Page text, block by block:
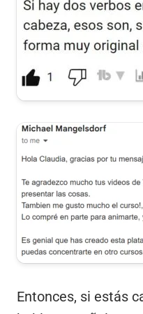
Entonces, si estás